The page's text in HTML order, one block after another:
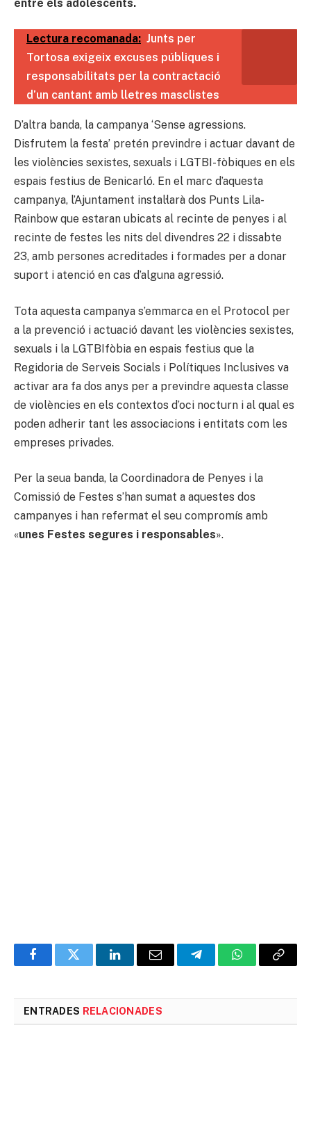
entre els adolescents.
Lectura recomanada: Junts per
Tortosa exigeix excuses públiques i
responsabilitats per la contractació
d’un cantant amb lletres masclistes
D’altra banda, la campanya ‘Sense agressions.
Disfrutem la festa’ pretén previndre i actuar davant de
les violències sexistes, sexuals i LGTBI-fòbiques en els
espais festius de Benicarló. En el marc d’aquesta
campanya, l’Ajuntament instal·larà dos Punts Lila-
Rainbow que estaran ubicats al recinte de penyes i al
recinte de festes les nits del divendres 22 i dissabte
23, amb persones acreditades i formades per a donar
suport i atenció en cas d’alguna agressió.
Tota aquesta campanya s’emmarca en el Protocol per
a la prevenció i actuació davant les violències sexistes,
sexuals i la LGTBIfòbia en espais festius que la
Regidoria de Serveis Socials i Polítiques Inclusives va
activar ara fa dos anys per a previndre aquesta classe
de violències en els contextos d’oci nocturn i al qual es
poden adherir tant les associacions i entitats com les
empreses privades.
Per la seua banda, la Coordinadora de Penyes i la
Comissió de Festes s’han sumat a aquestes dos
campanyes i han refermat el seu compromís amb
«unes Festes segures i responsables».
FacebookTwitter LinkedInEmail TelegramWhatsAppCopia
ENTRADES RELACIONADES